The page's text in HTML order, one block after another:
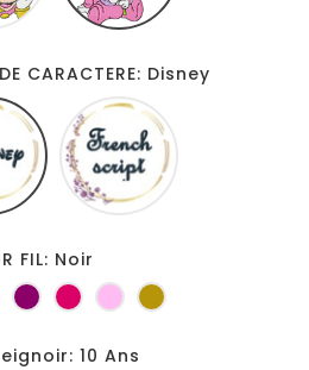
CARACTERE: Disney
Disney
FIL: Noir
PruneFuchsia
RoseOr
10 Ans